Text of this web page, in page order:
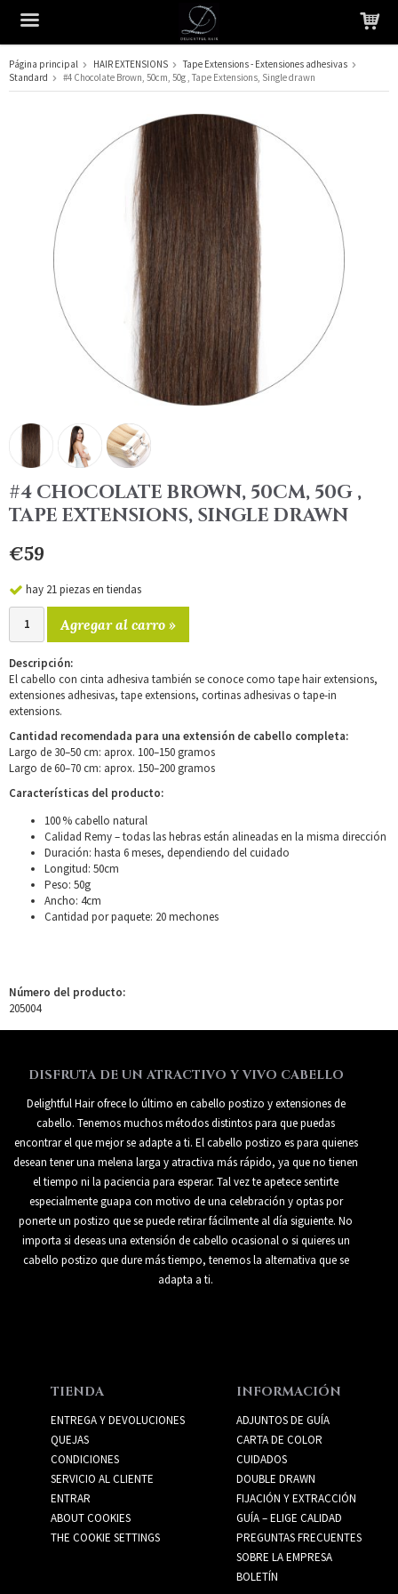
El producto ha sido añadido a su carrito
Página principal HAIR EXTENSIONS
Tape Extensions - Extensiones adhesivas
Standard
#4 Chocolate Brown, 50cm, 50g , Tape Extensions, Single drawn
#4 CHOCOLATE BROWN, 50CM, 50G ,
TAPE EXTENSIONS, SINGLE DRAWN
€59
hay 21 piezas en tiendas
Agregar al carro »
Descripción:
El cabello con cinta adhesiva también se conoce como tape hair extensions,
extensiones adhesivas, tape extensions, cortinas adhesivas o tape-in
extensions.
Cantidad recomendada para una extensión de cabello completa:
Largo de 30–50 cm: aprox. 100–150 gramos
Largo de 60–70 cm: aprox. 150–200 gramos
Características del producto:
100 % cabello natural
Calidad Remy – todas las hebras están alineadas en la misma dirección
Duración: hasta 6 meses, dependiendo del cuidado
Longitud: 50cm
Peso: 50g
Ancho: 4cm
Cantidad por paquete: 20 mechones
Número del producto:
205004
DISFRUTA DE UN ATRACTIVO Y VIVO CABELLO
Delightful Hair ofrece lo último en cabello postizo y extensiones de
cabello. Tenemos muchos métodos distintos para que puedas
encontrar el que mejor se adapte a ti. El cabello postizo es para quienes
desean tener una melena larga y atractiva más rápido, ya que no tienen
el tiempo ni la paciencia para esperar. Tal vez te apetece sentirte
especialmente guapa con motivo de una celebración y optas por
ponerte un postizo que se puede retirar fácilmente al día siguiente. No
importa si deseas una extensión de cabello ocasional o si quieres un
cabello postizo que dure más tiempo, tenemos la alternativa que se
adapta a ti.
TIENDA
ENTREGA Y DEVOLUCIONES
QUEJAS
CONDICIONES
SERVICIO AL CLIENTE
ENTRAR
ABOUT COOKIES
THE COOKIE SETTINGS
INFORMACIÓN
ADJUNTOS DE GUÍA
CARTA DE COLOR
CUIDADOS
DOUBLE DRAWN
FIJACIÓN Y EXTRACCIÓN
GUÍA – ELIGE CALIDAD
PREGUNTAS FRECUENTES
SOBRE LA EMPRESA
BOLETÍN